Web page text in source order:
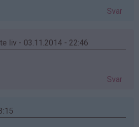
Svar
liv - 03.11.2014 - 22:46
Svar